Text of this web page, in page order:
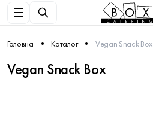
Головна Каталог Vegan Snack Box
Vegan Snack Box